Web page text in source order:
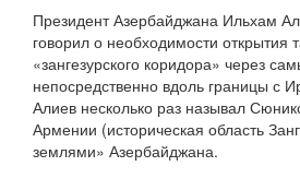
Президент Азербайджана Ильхам
говорил о необходимости открытия
«зангезурского коридора» через
непосредственно вдоль границы с
Алиев несколько раз называл
Армении (историческая область
землями» Азербайджана.